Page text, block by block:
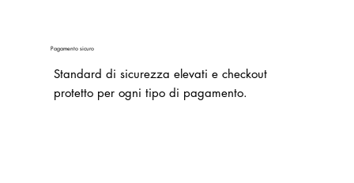
Pagamento sicuro
Standard di sicurezza elevati e checkout
protetto per ogni tipo di pagamento.